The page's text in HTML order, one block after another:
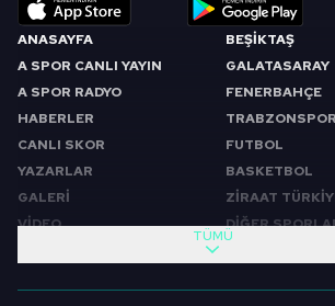
almak için lütfen
tıklayınız.
ANASAYFA
A SPOR CANLI YAYIN
A SPOR RADYO
HABERLER
CANLI SKOR
YAZARLAR
GALERİ
VİDEO
BEŞİKTAŞ
GALATASARAY
FENERBAHÇE
TRABZONSPOR
FUTBOL
BASKETBOL
ZİRAAT
DİĞER
TÜMÜ